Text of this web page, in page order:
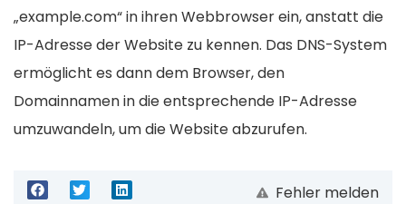
„example.com“ in ihren Webbrowser ein, anstatt die
IP-Adresse der Website zu kennen. Das DNS-System
ermöglicht es dann dem Browser, den
Domainnamen in die entsprechende IP-Adresse
umzuwandeln, um die Website abzurufen.
Fehler melden